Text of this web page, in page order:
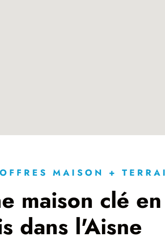
MAISON +
maison clé
dans l'Aisne